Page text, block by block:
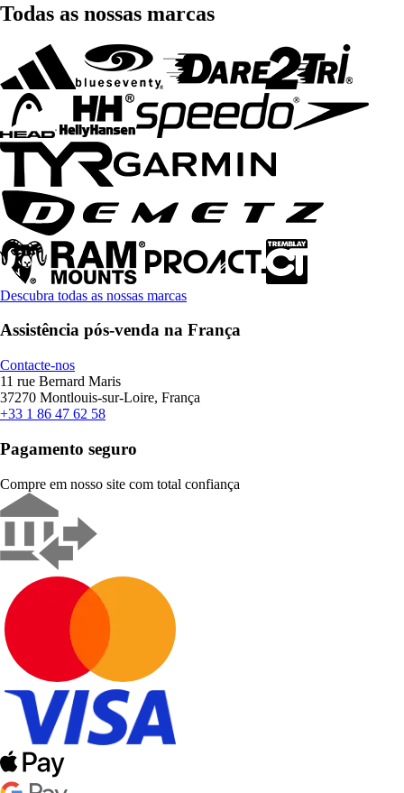
Todas as nossas marcas
Descubra todas as nossas marcas
Assistência pós-venda na França
Contacte-nos
11 rue Bernard Maris
37270 Montlouis-sur-Loire, França
+33 1 86 47 62 58
Pagamento seguro
Compre em nosso site com total confiança